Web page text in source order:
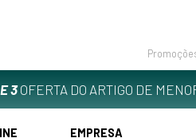
3OFERTA DO ARTIGO DE
EMPRESA